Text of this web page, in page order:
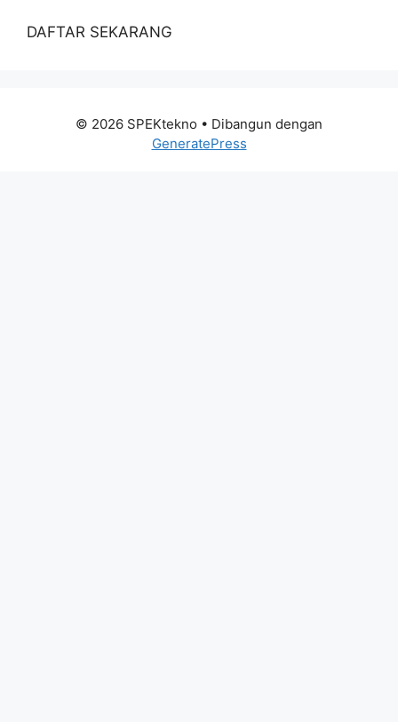
DAFTAR SEKARANG
© 2026 SPEKtekno • Dibangun dengan
GeneratePress